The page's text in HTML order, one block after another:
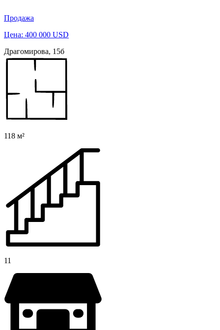
Продажа
Цена: 400 000 USD
Драгомирова, 15б
118 м²
11